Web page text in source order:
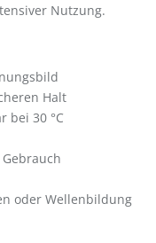
Nutzung.
Halt
bei 30 °C
oder Wellenbildung